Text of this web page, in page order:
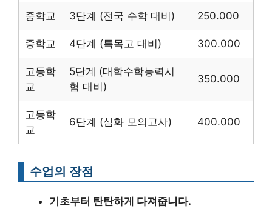
중학교 3단계 (전국 수학 대비) 250.000
중학교 4단계 (특목고 대비) 300.000
고등학
교
5단계 (대학수학능력시
험 대비)
350.000
고등학
교
6단계 (심화 모의고사) 400.000
수업의 장점
기초부터 탄탄하게 다져줍니다.